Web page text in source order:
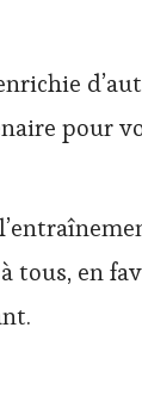
pour
tous, en